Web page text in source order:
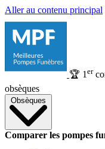
Aller au contenu principal
🏆 1 er
obsèques
Obsèques
Comparer les pompes